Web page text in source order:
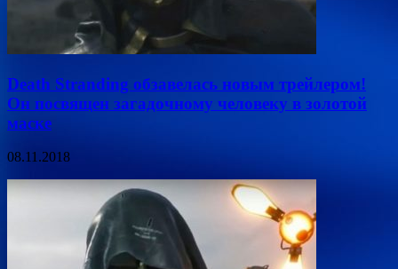
Death Stranding обзавелась новым трейлером!
Он посвящен загадочному человеку в золотой
маске
08.11.2018